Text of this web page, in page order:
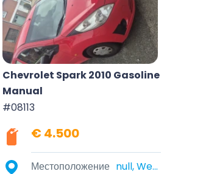
Chevrolet Spark 2010 Gasoline
Manual
#08113
€ 4.500
Местоположение null, West Flanders, Belgium